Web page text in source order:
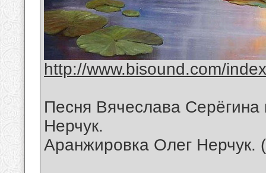
http://www.bisound.com/
Песня Вячеслава
Нерчук.
Аранжировка Олег Нерчук.